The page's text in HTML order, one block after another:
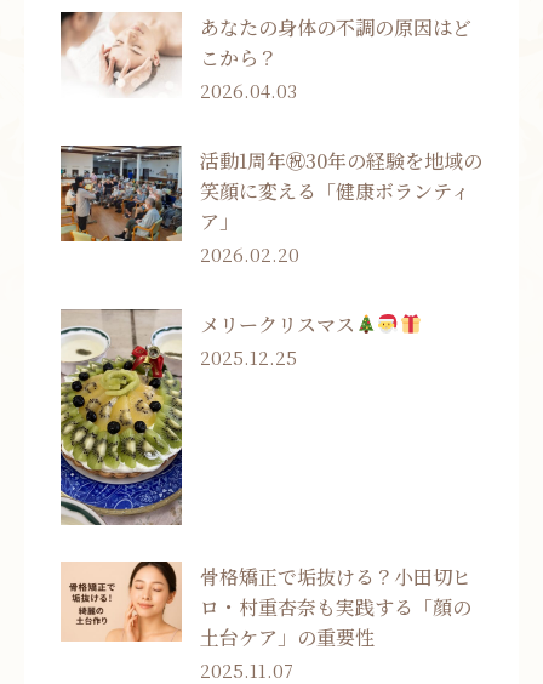
あなたの身体の不調の原因はど
こから？
2026.04.03
活動1周年㊗30年の経験を地域の
笑顔に変える「健康ボランティ
ア」
2026.02.20
メリークリスマス
2025.12.25
骨格矯正で垢抜ける？小田切ヒ
ロ・村重杏奈も実践する「顔の
土台ケア」の重要性
2025.11.07